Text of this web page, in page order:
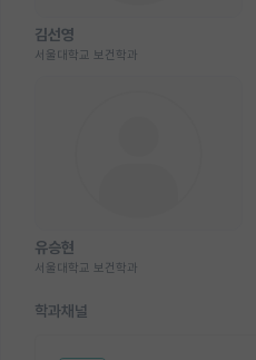
김선영
서울대학교 보건학과
유승현
서울대학교 보건학과
학과채널